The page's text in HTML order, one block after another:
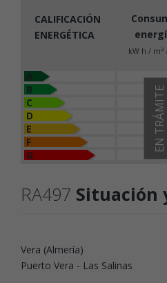
CALIFICACIÓN
ENERGÉTICA
kW h / m2
B
C
D
E
F
G
EN TRÁMITE
RA497 Situación
Vera (Almería)
Puerto Vera - Las Salinas